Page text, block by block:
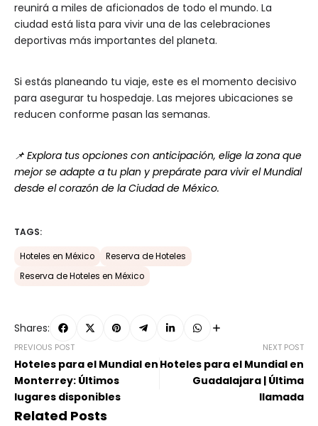
reunirá a miles de aficionados de todo el mundo. La
ciudad está lista para vivir una de las celebraciones
deportivas más importantes del planeta.
Si estás planeando tu viaje, este es el momento decisivo
para asegurar tu hospedaje. Las mejores ubicaciones se
reducen conforme pasan las semanas.
📌 Explora tus opciones con anticipación, elige la zona que
mejor se adapte a tu plan y prepárate para vivir el Mundial
desde el corazón de la Ciudad de México.
TAGS:
Hoteles en México
Reserva de Hoteles
Reserva de Hoteles en México
Shares:
PREVIOUS POST
Hoteles para el Mundial en
Monterrey: Últimos
lugares disponibles
NEXT POST
Hoteles para el Mundial en
Guadalajara | Última
llamada
Related Posts